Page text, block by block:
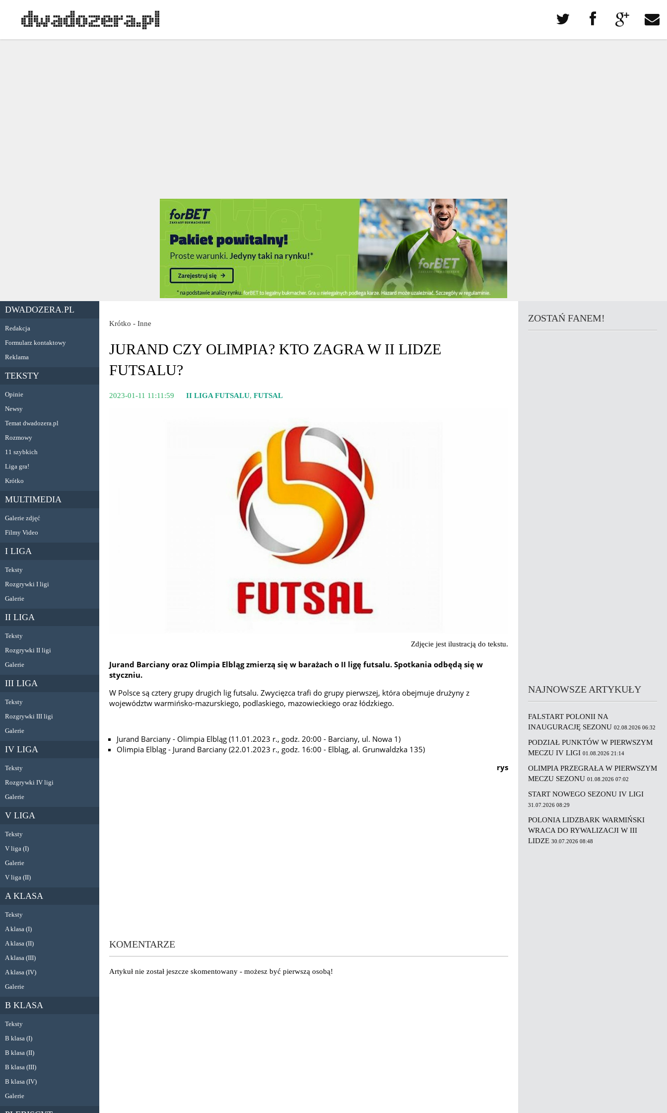
DWADOZERA.PL
Redakcja
Formularz kontaktowy
Reklama
TEKSTY
Opinie
Newsy
Temat dwadozera.pl
Rozmowy
11 szybkich
Liga gra!
Krótko
MULTIMEDIA
Galerie zdjęć
Filmy Video
I LIGA
Teksty
Rozgrywki I ligi
Galerie
II LIGA
Teksty
Rozgrywki II ligi
Galerie
III LIGA
Teksty
Rozgrywki III ligi
Galerie
IV LIGA
Teksty
Rozgrywki IV ligi
Galerie
V LIGA
Teksty
V liga (I)
Galerie
V liga (II)
A KLASA
Teksty
A klasa (I)
A klasa (II)
A klasa (III)
A klasa (IV)
Galerie
B KLASA
Teksty
B klasa (I)
B klasa (II)
B klasa (III)
B klasa (IV)
Galerie
Krótko - Inne
JURAND CZY OLIMPIA? KTO ZAGRA W II LIDZE
FUTSALU?
2023-01-11 11:11:59 II LIGA FUTSALU, FUTSAL
Zdjęcie jest ilustracją do tekstu.
Jurand Barciany oraz Olimpia Elbląg zmierzą się w barażach o II ligę futsalu. Spotkania odbędą się w
styczniu.
W Polsce są cztery grupy drugich lig futsalu. Zwycięzca trafi do grupy pierwszej, która obejmuje drużyny z
województw warmińsko-mazurskiego, podlaskiego, mazowieckiego oraz łódzkiego.
Jurand Barciany - Olimpia Elbląg (11.01.2023 r., godz. 20:00 - Barciany, ul. Nowa 1)
Olimpia Elbląg - Jurand Barciany (22.01.2023 r., godz. 16:00 - Elbląg, al. Grunwaldzka 135)
rys
KOMENTARZE
Artykuł nie został jeszcze skomentowany - możesz być pierwszą osobą!
ZOSTAŃ FANEM!
NAJNOWSZE ARTYKUŁY
FALSTART POLONII NA
INAUGURACJĘ SEZONU 02.08.2026 06:32
PODZIAŁ PUNKTÓW W PIERWSZYM
MECZU IV LIGI 01.08.2026 21:14
OLIMPIA PRZEGRAŁA W PIERWSZYM
MECZU SEZONU 01.08.2026 07:02
START NOWEGO SEZONU IV LIGI
31.07.2026 08:29
POLONIA LIDZBARK WARMIŃSKI
WRACA DO RYWALIZACJI W III
LIDZE 30.07.2026 08:48